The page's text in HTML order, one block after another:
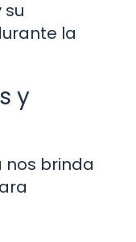
su
la
y
nos brinda